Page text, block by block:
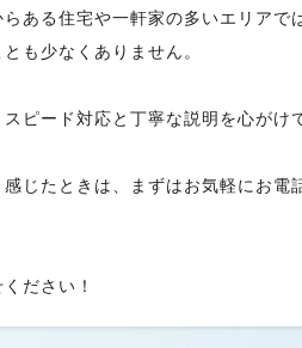
ある住宅や一軒家の多いエリアで
も少なくありません。
ピード対応と丁寧な説明を心がけ
じたときは、まずはお気軽にお電
ださい！